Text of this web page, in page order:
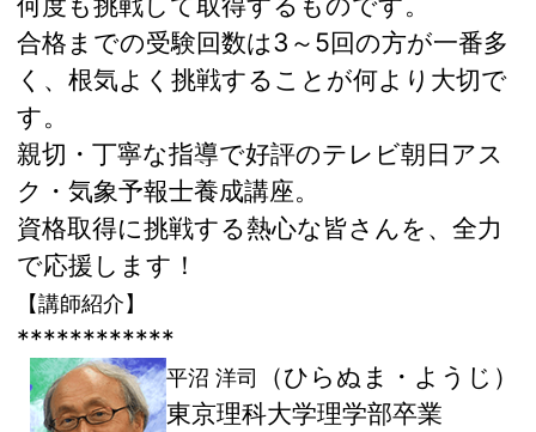
合格までの受験回数は3～5回の方が一番多
く、根気よく挑戦することが何より大切で
す。
親切・丁寧な指導で好評のテレビ朝日アス
ク・気象予報士養成講座。
資格取得に挑戦する熱心な皆さんを、全力
で応援します！
【講師紹介】
************
平沼 洋司
（ひらぬま・ようじ）
東京理科大学理学部卒業